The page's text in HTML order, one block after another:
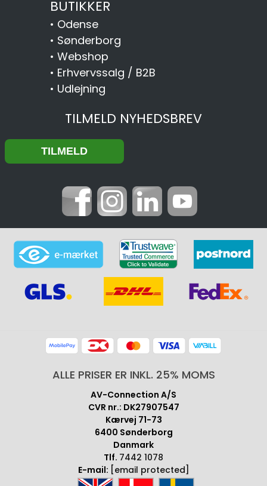
BUTIKKER
• Odense
• Sønderborg
• Webshop
• Erhvervssalg / B2B
• Udlejning
TILMELD NYHEDSBREV
ALLE PRISER ER INKL. 25% MOMS
AV-Connection A/S
CVR nr.: DK27907547
Kærvej 71-73
6400 Sønderborg
Danmark
Tlf. 7442 1078
E-mail: [email protected]